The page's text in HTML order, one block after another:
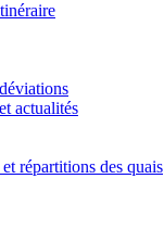
actualités
répartitions des quais